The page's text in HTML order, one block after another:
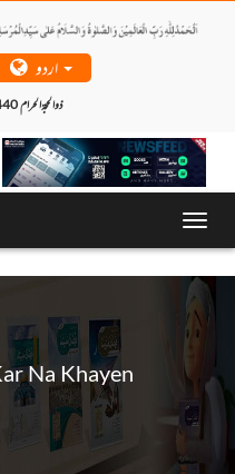
ذوالحجۃالحرام 1440 ھ | اگست 2019 ء
Na Khayen